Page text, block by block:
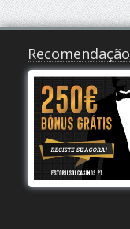
Recomendação